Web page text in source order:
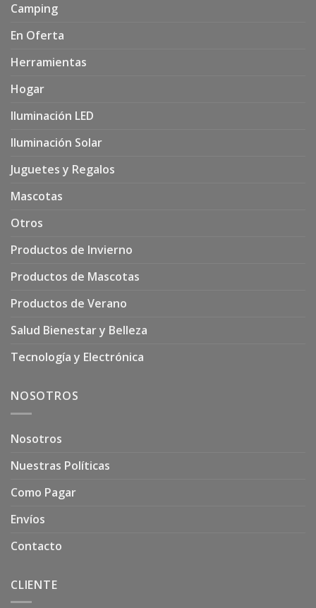
Camping
En Oferta
Herramientas
Hogar
Iluminación LED
Iluminación Solar
Juguetes y Regalos
Mascotas
Otros
Productos de Invierno
Productos de Mascotas
Productos de Verano
Salud Bienestar y Belleza
Tecnología y Electrónica
NOSOTROS
Nosotros
Nuestras Políticas
Como Pagar
Envíos
Contacto
CLIENTE